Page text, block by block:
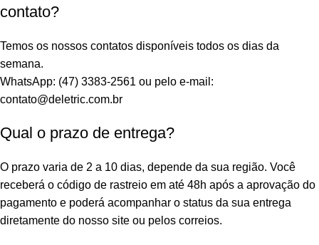
contato?
Temos os nossos contatos disponíveis todos os dias da
semana.
WhatsApp: (47) 3383-2561 ou pelo e-mail:
contato@deletric.com.br
Qual o prazo de entrega?
O prazo varia de 2 a 10 dias, depende da sua região. Você
receberá o código de rastreio em até 48h após a aprovação do
pagamento e poderá acompanhar o status da sua entrega
diretamente do nosso site ou pelos correios.